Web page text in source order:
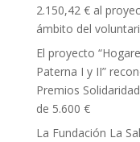
2.150,42 € al
ámbito del
El proyecto
Paterna I y II”
Premios
de 5.600 €
La Fundación La